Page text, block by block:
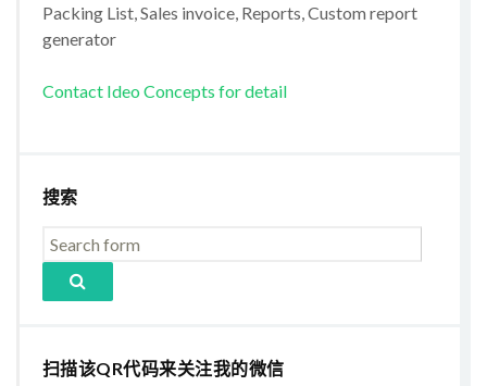
Packing List, Sales invoice, Reports, Custom report
generator
Contact Ideo Concepts for detail
搜索
扫描该QR代码来关注我的微信